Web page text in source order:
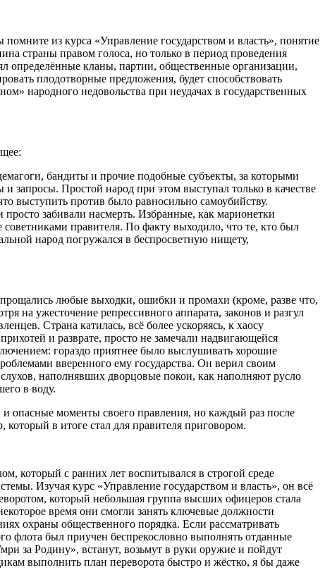
из курса «Управление государством и власть», понятие
страны правом голоса, но только в период проведения
определённые кланы, партии, общественные организации,
плодотворные предложения, будет способствовать
народного недовольства при неудачах в государственных
бандиты и прочие подобные субъекты, за которыми
Простой народ при этом выступал только в качестве
выступить против было равносильно самоубийству.
просто забивали насмерть. Избранные, как марионетки
правителя. По факту выходило, что те, кто был
народ погружался в беспросветную нищету,
любые выходки, ошибки и промахи (кроме, разве что,
на ужесточение репрессивного аппарата, законов и разгул
Страна катилась, всё более ускоряясь, к хаосу
и разврате, просто не замечали надвигающейся
гораздо приятнее было выслушивать хорошие
вверенного ему государства. Он верил своим
наполнявших дворцовые покои, как наполняют русло
в воду.
опасные моменты своего правления, но каждый раз после
в итоге стал для правителя приговором.
который с ранних лет воспитывался в строгой среде
Изучая курс «Управление государством и власть», он всё
который небольшая группа высших офицеров стала
время они смогли занять ключевые должности
охраны общественного порядка. Если рассматривать
флота был приучен беспрекословно выполнять отданные
за Родину», встанут, возьмут в руки оружие и пойдут
выполнить план переворота быстро и жёстко, я бы даже